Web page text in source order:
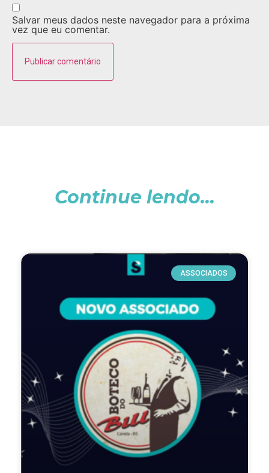
Salvar meus dados neste navegador para a próxima
vez que eu comentar.
Continue lendo...
ASSOCIADOS